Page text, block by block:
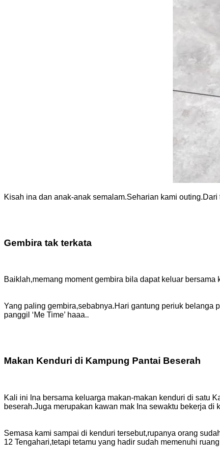
Kisah ina dan anak-anak semalam.Seharian kami
Gembira tak terkata
Baiklah,memang moment gembira bila dapat keluar
Yang paling gembira,sebabnya.Hari gantung periuk belanga
panggil ‘Me Time’ haaa..
Makan Kenduri di Kampung Pantai Beserah
Kali ini Ina bersama keluarga makan-makan kenduri di satu
beserah.Juga merupakan kawan mak Ina sewaktu bekerja
Semasa kami sampai di kenduri tersebut,rupanya orang
12 Tengahari,tetapi tetamu yang hadir sudah memenuhi